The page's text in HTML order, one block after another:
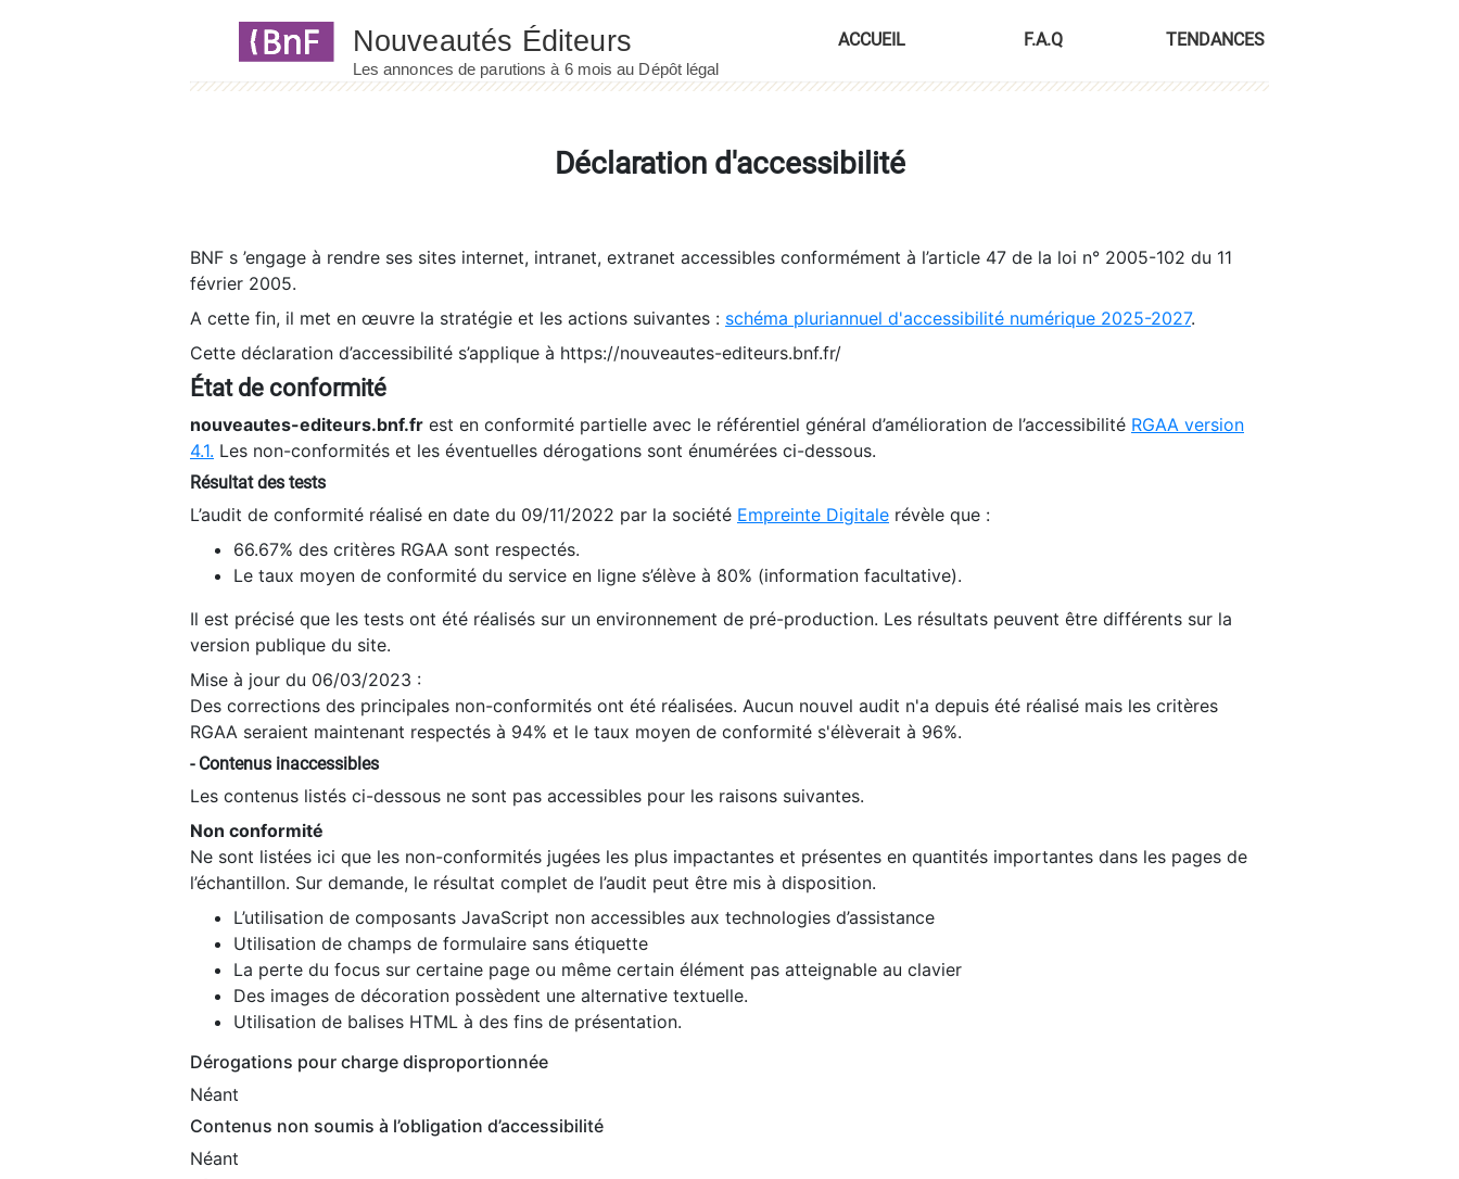
ACCUEIL F.A.Q TENDANCES
Déclaration d'accessibilité
BNF s ’engage à rendre ses sites internet, intranet, extranet accessibles conformément à l’article 47 de la loi n° 2005-102 du 11
février 2005.
A cette fin, il met en œuvre la stratégie et les actions suivantes : schéma pluriannuel d'accessibilité numérique 2025-2027.
Cette déclaration d’accessibilité s’applique à https://nouveautes-editeurs.bnf.fr/
État de conformité
nouveautes-editeurs.bnf.fr est en conformité partielle avec le référentiel général d’amélioration de l’accessibilité RGAA version
4.1. Les non-conformités et les éventuelles dérogations sont énumérées ci-dessous.
Résultat des tests
L’audit de conformité réalisé en date du 09/11/2022 par la société Empreinte Digitale révèle que :
66.67% des critères RGAA sont respectés.
Le taux moyen de conformité du service en ligne s’élève à 80% (information facultative).
Il est précisé que les tests ont été réalisés sur un environnement de pré-production. Les résultats peuvent être différents sur la
version publique du site.
Mise à jour du 06/03/2023 :
Des corrections des principales non-conformités ont été réalisées. Aucun nouvel audit n'a depuis été réalisé mais les critères
RGAA seraient maintenant respectés à 94% et le taux moyen de conformité s'élèverait à 96%.
- Contenus inaccessibles
Les contenus listés ci-dessous ne sont pas accessibles pour les raisons suivantes.
Non conformité
Ne sont listées ici que les non-conformités jugées les plus impactantes et présentes en quantités importantes dans les pages de
l’échantillon. Sur demande, le résultat complet de l’audit peut être mis à disposition.
L’utilisation de composants JavaScript non accessibles aux technologies d’assistance
Utilisation de champs de formulaire sans étiquette
La perte du focus sur certaine page ou même certain élément pas atteignable au clavier
Des images de décoration possèdent une alternative textuelle.
Utilisation de balises HTML à des fins de présentation.
Dérogations pour charge disproportionnée
Néant
Contenus non soumis à l’obligation d’accessibilité
Néant